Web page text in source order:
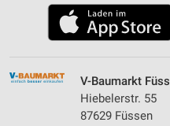
V-Baumarkt
Hiebelerstr. 55
87629 Füssen